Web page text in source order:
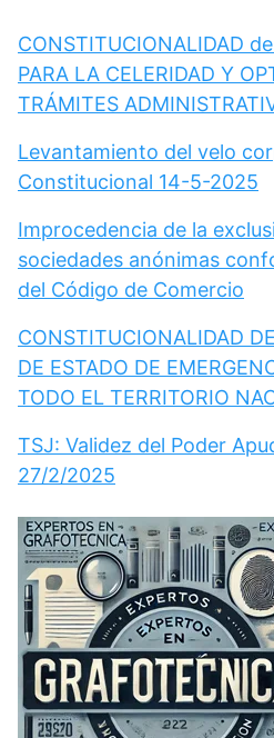
CONSTITUCIONALIDAD
PARA LA CELERIDAD Y
TRÁMITES
Levantamiento del velo
Constitucional 14-5-2025
Improcedencia de la
sociedades anónimas
del Código de Comercio
CONSTITUCIONALIDAD
DE ESTADO DE
TODO EL TERRITORIO
TSJ: Validez del Poder
27/2/2025